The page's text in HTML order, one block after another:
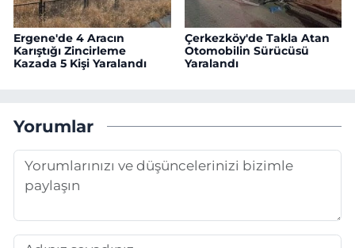
Ergene'de 4 Aracın
Karıştığı Zincirleme
Kazada 5 Kişi Yaralandı
Çerkezköy'de Takla Atan
Otomobilin Sürücüsü
Yaralandı
Yorumlar